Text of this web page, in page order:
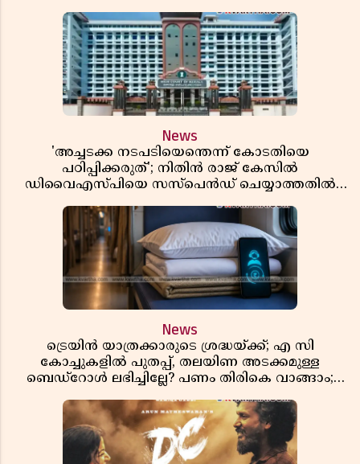
News
'അച്ചടക്ക നടപടിയെന്തെന്ന് കോടതിയെ
പഠിപ്പിക്കരുത്'; നിതിൻ രാജ് കേസിൽ
ഡിവൈഎസ്പിയെ സസ്പെൻഡ് ചെയ്യാത്തതിൽ
News
ട്രെയിൻ യാത്രക്കാരുടെ ശ്രദ്ധയ്ക്ക്; എ സി
കോച്ചുകളിൽ പുതപ്പ്, തലയിണ അടക്കമുള്ള
ബെഡ്റോൾ ലഭിച്ചില്ലേ? പണം തിരികെ വാങ്ങാം;